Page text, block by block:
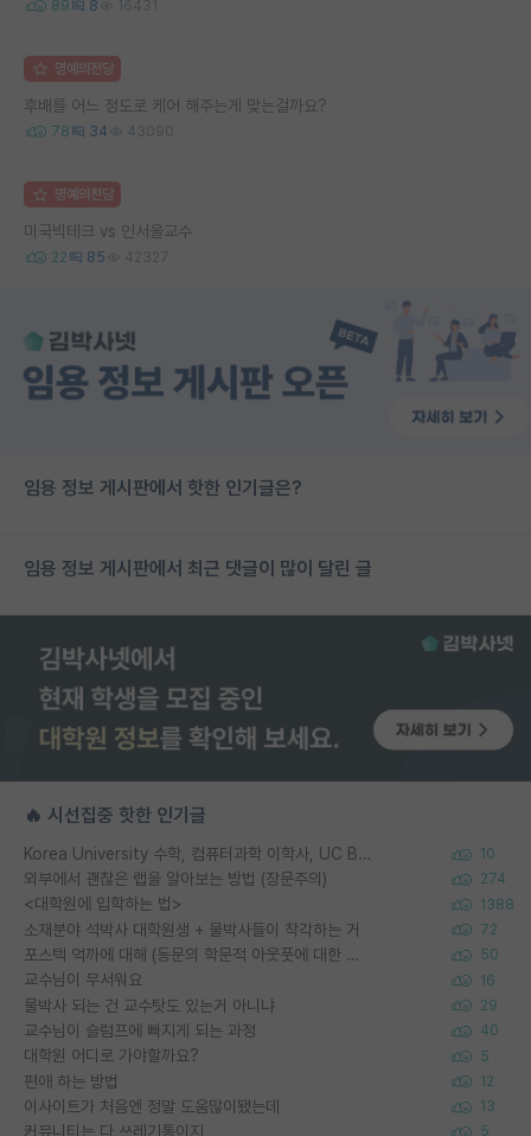
89 8 16431
명예의전당
후배를 어느 정도로 케어 해주는게 맞는걸까요?
78 34 43090
명예의전당
미국빅테크 vs 인서울교수
22 85 42327
임용 정보 게시판에서 핫한 인기글은?
임용 정보 게시판에서 최근 댓글이 많이 달린 글
🔥 시선집중 핫한 인기글
Korea University 수학, 컴퓨터과학 이학사, UC Berkeley 산업공학 대학원 공학박사가 되는 것은 쉽지 않겠죠? 10
외부에서 괜찮은 랩을 알아보는 방법 (장문주의) 274
<대학원에 입학하는 법> 1388
소재분야 석박사 대학원생 + 물박사들이 착각하는 거 72
포스텍 억까에 대해 (동문의 학문적 아웃풋에 대한 반박) 50
교수님이 무서워요 16
물박사 되는 건 교수탓도 있는거 아니냐 29
교수님이 슬럼프에 빠지게 되는 과정 40
대학원 어디로 가야할까요? 5
편애 하는 방법 12
이사이트가 처음엔 정말 도움많이됐는데 13
커뮤니티는 다 쓰레기통이지 5